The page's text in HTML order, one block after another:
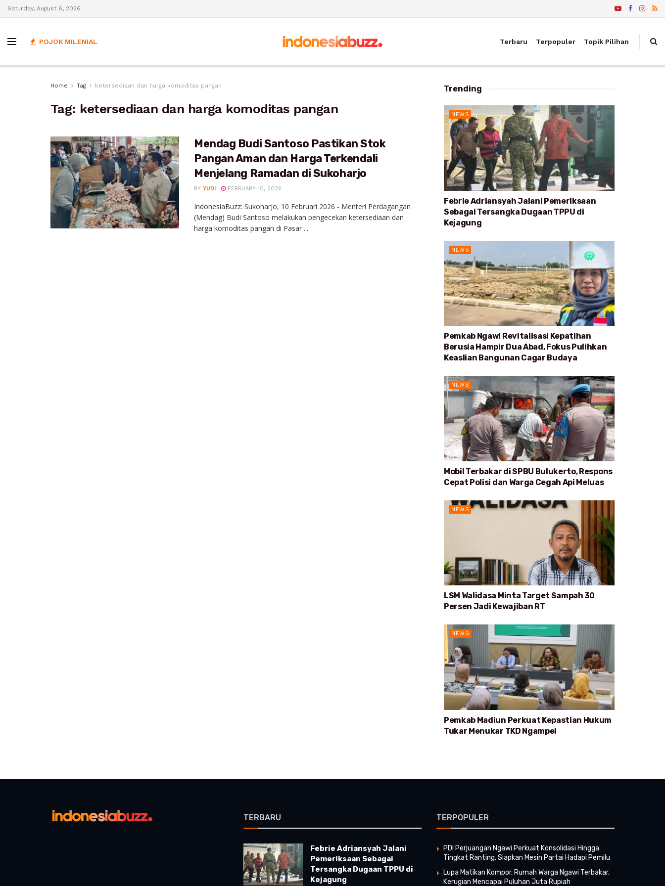
Saturday, August 8, 2026
POJOK MILENIAL Terbaru Terpopuler Topik Pilihan
Home Tag ketersediaan dan harga komoditas pangan
Tag: ketersediaan dan harga komoditas pangan
Mendag Budi Santoso Pastikan Stok
Pangan Aman dan Harga Terkendali
Menjelang Ramadan di Sukoharjo
BY YUDI FEBRUARY 10, 2026
IndonesiaBuzz: Sukoharjo, 10 Februari 2026 - Menteri Perdagangan
(Mendag) Budi Santoso melakukan pengecekan ketersediaan dan
harga komoditas pangan di Pasar ...
Trending
NEWS
Febrie Adriansyah Jalani Pemeriksaan
Sebagai Tersangka Dugaan TPPU di
Kejagung
NEWS
Pemkab Ngawi Revitalisasi Kepatihan
Berusia Hampir Dua Abad, Fokus Pulihkan
Keaslian Bangunan Cagar Budaya
NEWS
Mobil Terbakar di SPBU Bulukerto, Respons
Cepat Polisi dan Warga Cegah Api Meluas
NEWS
LSM Walidasa Minta Target Sampah 30
Persen Jadi Kewajiban RT
NEWS
Pemkab Madiun Perkuat Kepastian Hukum
Tukar Menukar TKD Ngampel
TERBARU
Febrie Adriansyah Jalani
Pemeriksaan Sebagai
Tersangka Dugaan TPPU di
Kejagung
TERPOPULER
PDI Perjuangan Ngawi Perkuat Konsolidasi Hingga
Tingkat Ranting, Siapkan Mesin Partai Hadapi Pemilu
Lupa Matikan Kompor, Rumah Warga Ngawi Terbakar,
Kerugian Mencapai Puluhan Juta Rupiah